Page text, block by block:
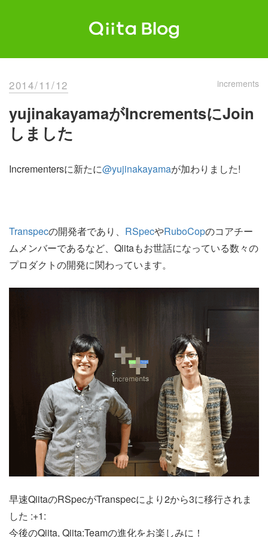
2014/11/12 increments
yujinakayamaがIncrementsにJoin
しました
Incrementersに新たに@yujinakayamaが加わりました!
Transpecの開発者であり、 RSpecやRuboCopのコアチー
ムメンバーであるなど、Qiitaもお世話になっている数々の
プロダクトの開発に関わっています。
早速QiitaのRSpecがTranspecにより2から3に移行されま
した :+1:
今後のQiita, Qiita:Teamの進化をお楽しみに！